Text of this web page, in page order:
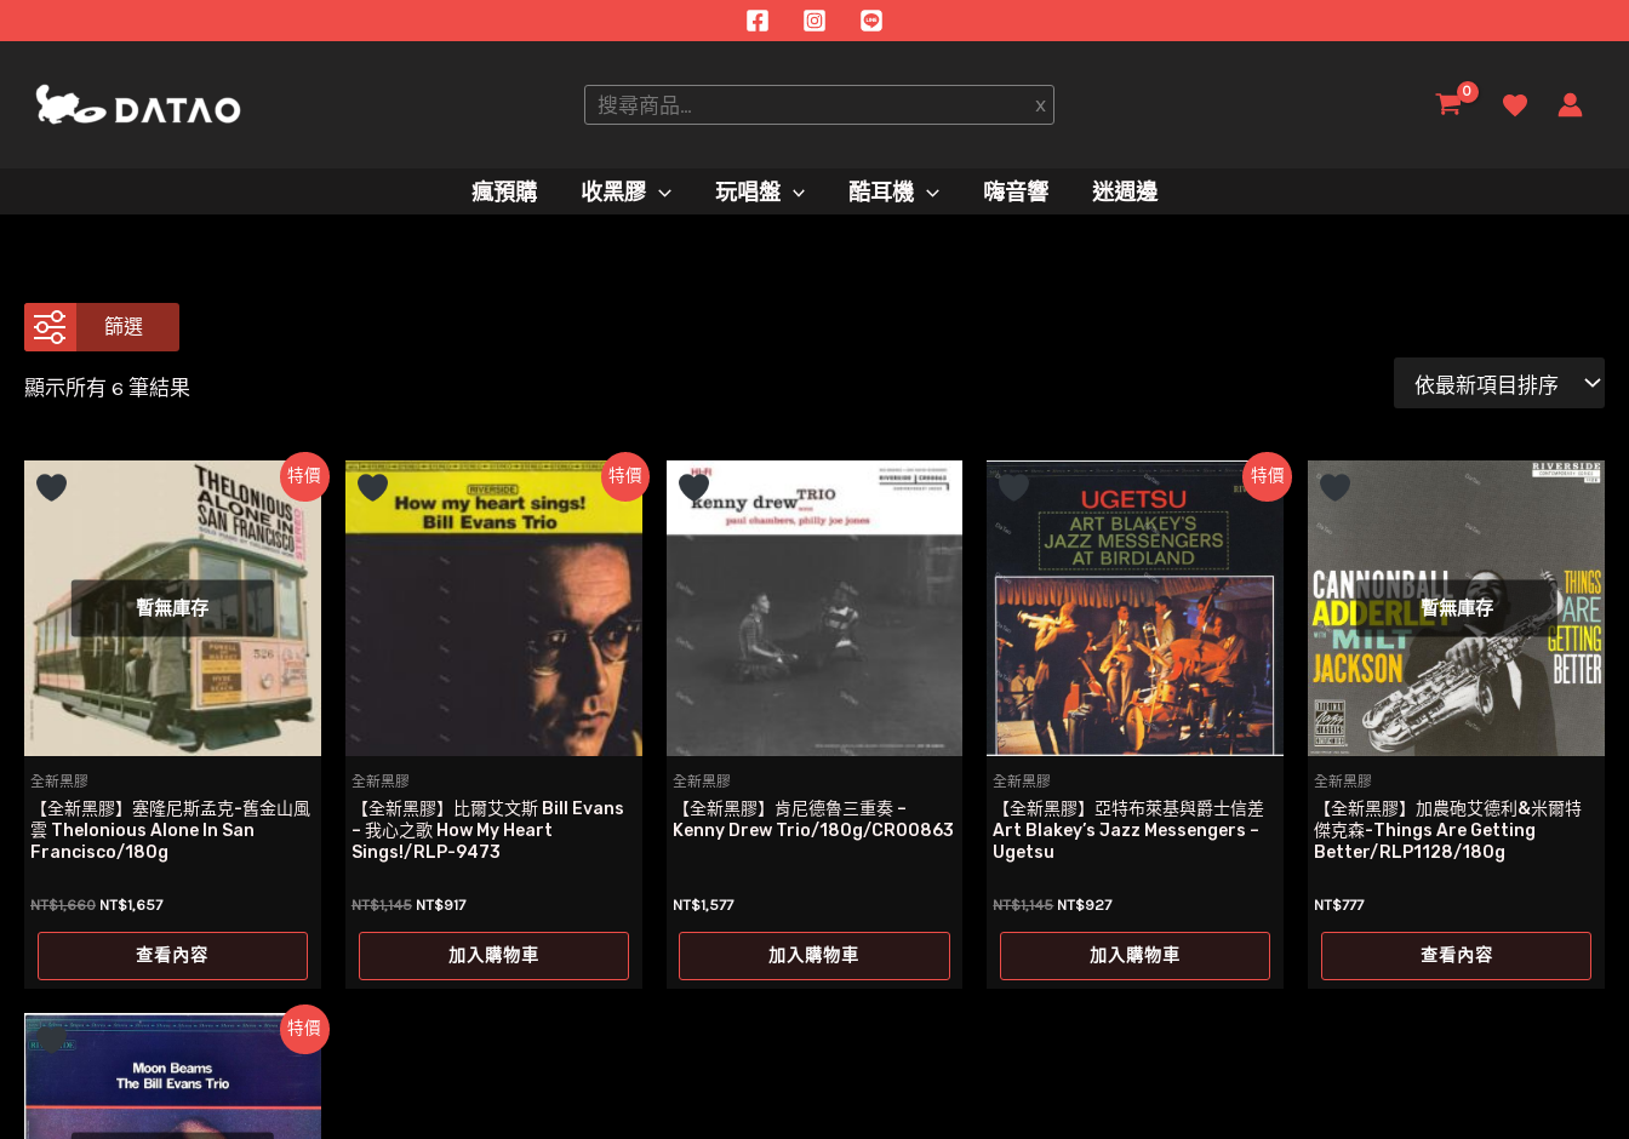
搜
x
瘋預購 收黑膠 玩唱盤 酷耳機 嗨音響 迷週邊
篩選
顯示所有 6 筆結果
目
排
序
特價
暫無庫存
全新黑膠
【全新黑膠】塞隆尼斯孟克-舊金山風
雲 Thelonious Alone In San
Francisco/180g
NT$1,660 原
NT$1,660。
NT$1,657目
價
格：
NT$1,657。
查看內容
特價
全新黑膠
【全新黑膠】比爾艾文斯 Bill Evans
– 我心之歌 How My Heart
Sings!/RLP-9473
NT$1,145 原
NT$1,145。
NT$917目
價
格：
NT$917。
加入購物車
全新黑膠
【全新黑膠】肯尼德魯三重奏 –
Kenny Drew Trio/180g/CR00863
NT$1,577
加入購物車
特價
全新黑膠
【全新黑膠】亞特布萊基與爵士信差
Art Blakey’s Jazz Messengers –
Ugetsu
NT$1,145 原
NT$1,145。
NT$927目
價
格：
NT$927。
加入購物車
暫無庫存
全新黑膠
【全新黑膠】加農砲艾德利&米爾特
傑克森-Things Are Getting
Better/RLP1128/180g
NT$777
查看內容
特價